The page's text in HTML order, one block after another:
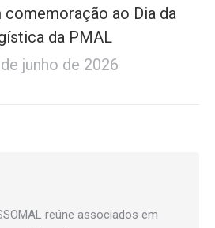
comemoração ao Dia da
da PMAL
junho de 2026
reúne associados em